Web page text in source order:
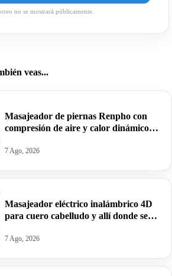
no se mostrará públicamente.
veas...
Masajeador de piernas Renpho con
compresión de aire y calor dinámico
31,99€ antes 109,99€.
7 Ago, 2026
Masajeador eléctrico inalámbrico 4D
para cuero cabelludo y allí donde se
blanco por solo 14,99€.
7 Ago, 2026